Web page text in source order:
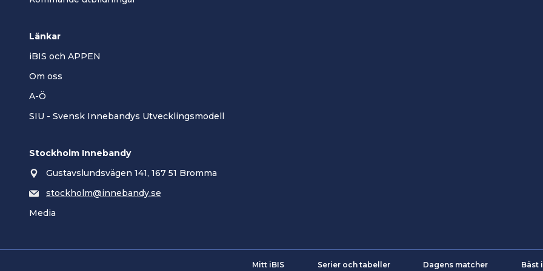
Länkar
iBIS och APPEN
Om oss
A-Ö
SIU - Svensk Innebandys Utvecklingsmodell
Stockholm Innebandy
Gustavslundsvägen 141, 167 51 Bromma
stockholm@innebandy.se
Media
Mitt iBIS Serier och tabeller Dagens matcher Bäst